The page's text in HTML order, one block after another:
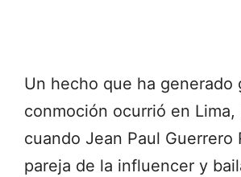
Un hecho que ha generado
conmoción ocurrió en Lima,
cuando Jean Paul Guerrero
pareja de la influencer y